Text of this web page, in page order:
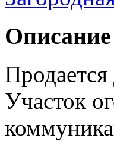
Участок